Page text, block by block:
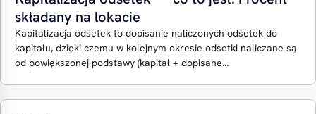
składany na lokacie
Kapitalizacja odsetek to dopisanie naliczonych odsetek do
kapitału, dzięki czemu w kolejnym okresie odsetki naliczane są
od powiększonej podstawy (kapitał + dopisane…